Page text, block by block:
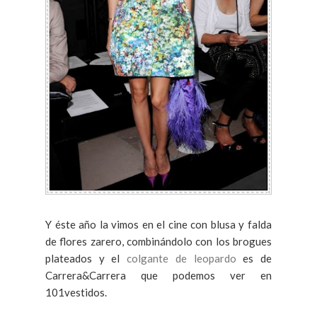
Y éste año la vimos en el cine con blusa y falda
de flores zarero, combinándolo con los brogues
plateados y elcolgante de leopardo es de
Carrera&Carrera que podemos ver en
101vestidos.